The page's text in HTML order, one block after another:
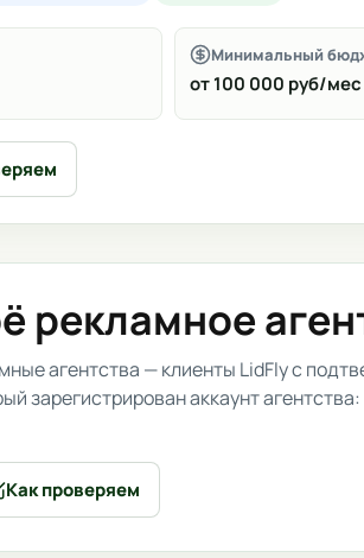
Минимальный
от 100 000 руб/мес
рекламное
агентства — клиенты LidFly с
зарегистрирован аккаунт
Как проверяем